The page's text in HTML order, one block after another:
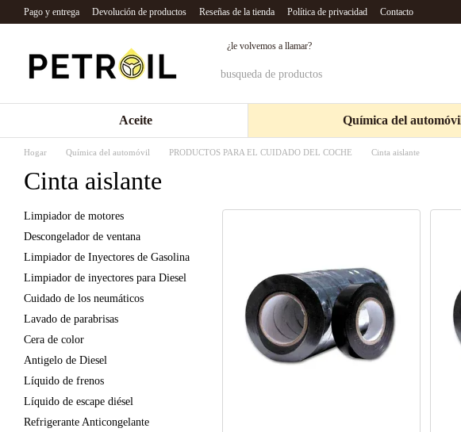
Перейти к основному контенту
Pago y entrega Devolución de productos Reseñas de la tienda Política de privacidad Contacto
¿le volvemos a llamar?
Aceite Química del
Hogar Química del automóvil PRODUCTOS PARA EL CUIDADO DEL COCHE Cinta aislante
Cinta aislante
Limpiador de motores
Descongelador de ventana
Limpiador de Inyectores de Gasolina
Limpiador de inyectores para Diesel
Cuidado de los neumáticos
Lavado de parabrisas
Cera de color
Antigelo de Diesel
Líquido de frenos
Líquido de escape diésel
Refrigerante Anticongelante